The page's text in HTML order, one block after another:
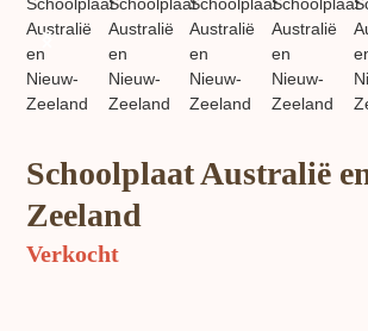
previous
next
Schoolplaat Australië
Zeeland
Verkocht